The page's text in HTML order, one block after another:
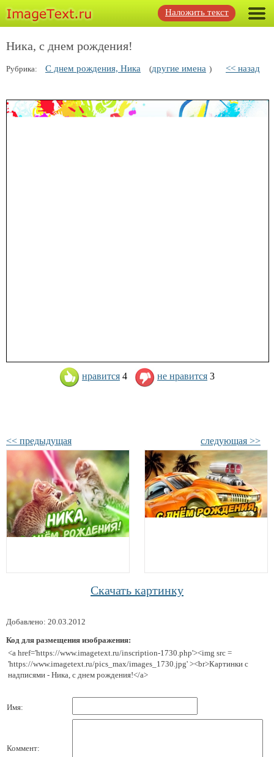
Наложить текст
Ника, с днем рождения!
Рубрика: С днем рождения, Ника (другие имена ) << назад
нравится 4 не нравится 3
<< предыдущая следующая >>
Скачать картинку
Добавлено: 20.03.2012
Код для размещения изображения:
<a href='https://www.imagetext.ru/inscription-1730.php'><img src =
'https://www.imagetext.ru/pics_max/images_1730.jpg' ><br>Картинки с
надписями - Ника, с днем рождения!</a>
Имя:
Коммент: